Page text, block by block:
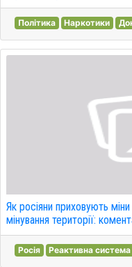
Політика Наркотики
Як росіяни приховують
мінування території:
Росія Реактивна